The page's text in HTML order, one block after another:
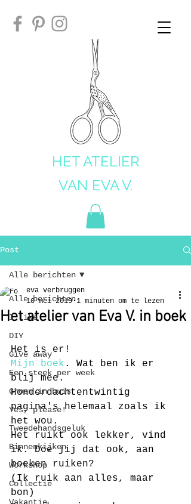
HET ATELIER
VAN EVA V.
Post
Alle berichten
I like
DIY
Give away
Een steek per week
Groen in huis
Yes, please!
Tweedehandsgeluk
Binnenkijken
Workshop
Collectie
Vakantie
Alle berichten
Het atelier van Eva V. in boek
eva verbruggen
10 mei 2019 1 minuten om te lezen
Het is er!
Mijn boek . Wat ben ik er
blij mee.
Honderdachtentwintig
pagina's helemaal zoals ik
het wou.
Het ruikt ook lekker, vind
ik. Doe jij dat ook, aan
boeken ruiken?
(Ik ruik aan alles, maar
bon)